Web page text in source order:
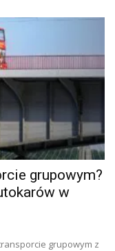
grupowym?
w
grupowym z